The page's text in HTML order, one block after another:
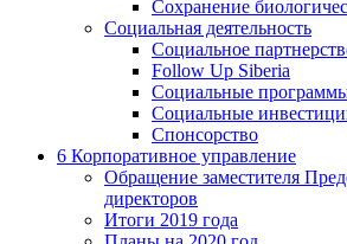
Сохранение
Социальная деятельность
Социальное
Follow Up Siberia
Социальные
Социальные
Спонсорство
6 Корпоративное управление
Обращение заместителя
директоров
Итоги 2019 года